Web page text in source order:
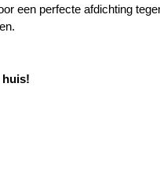
een perfecte afdichting
huis!